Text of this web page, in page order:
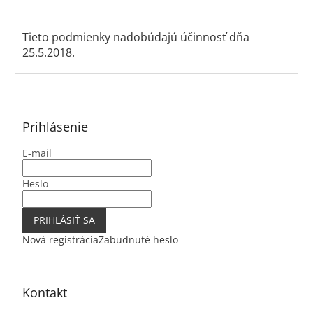
Tieto podmienky nadobúdajú účinnosť dňa
25.5.2018.
Prihlásenie
E-mail
Heslo
PRIHLÁSIŤ SA
Nová registráciaZabudnuté heslo
Kontakt